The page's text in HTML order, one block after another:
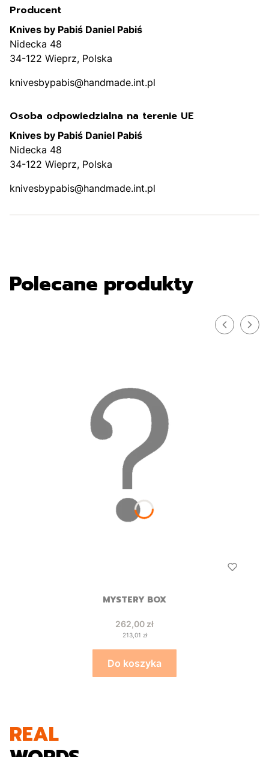
Producent
Knives by Pabiś Daniel Pabiś
Nidecka 48
34-122 Wieprz, Polska
knivesbypabis@handmade.int.pl
Osoba odpowiedzialna na terenie UE
Knives by Pabiś Daniel Pabiś
Nidecka 48
34-122 Wieprz, Polska
knivesbypabis@handmade.int.pl
Polecane produkty
MYSTERY BOX
Cena
262,00 zł
Cena
213,01 zł
Do koszyka
REAL